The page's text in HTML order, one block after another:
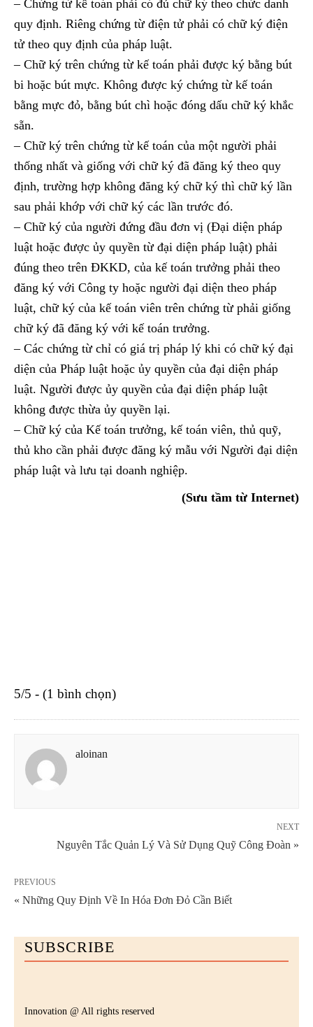
– Chứng từ kế toán phải có đủ chữ ký theo chức danh
quy định. Riêng chứng từ điện tử phải có chữ ký điện
tử theo quy định của pháp luật.
– Chữ ký trên chứng từ kế toán phải được ký bằng bút
bi hoặc bút mực. Không được ký chứng từ kế toán
bằng mực đỏ, bằng bút chì hoặc đóng dấu chữ ký khắc
sẵn.
– Chữ ký trên chứng từ kế toán của một người phải
thống nhất và giống với chữ ký đã đăng ký theo quy
định, trường hợp không đăng ký chữ ký thì chữ ký lần
sau phải khớp với chữ ký các lần trước đó.
– Chữ ký của người đứng đầu đơn vị (Đại diện pháp
luật hoặc được ủy quyền từ đại diện pháp luật) phải
đúng theo trên ĐKKD, của kế toán trưởng phải theo
đăng ký với Công ty hoặc người đại diện theo pháp
luật, chữ ký của kế toán viên trên chứng từ phải giống
chữ ký đã đăng ký với kế toán trưởng.
– Các chứng từ chỉ có giá trị pháp lý khi có chữ ký đại
diện của Pháp luật hoặc ủy quyền của đại diện pháp
luật. Người được ủy quyền của đại diện pháp luật
không được thừa ủy quyền lại.
– Chữ ký của Kế toán trưởng, kế toán viên, thủ quỹ,
thủ kho cần phải được đăng ký mẫu với Người đại diện
pháp luật và lưu tại doanh nghiệp.
(Sưu tầm từ Internet)
5/5 - (1 bình chọn)
aloinan
NEXT
Nguyên Tắc Quản Lý Và Sử Dụng Quỹ Công Đoàn »
PREVIOUS
« Những Quy Định Về In Hóa Đơn Đỏ Cần Biết
SUBSCRIBE
Innovation @ All rights reserved